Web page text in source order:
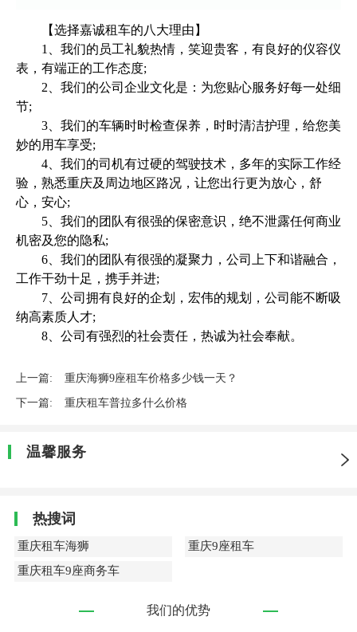
【选择嘉诚租车的八大理由】
1、我们的员工礼貌热情，笑迎贵客，有良好的仪容仪
表，有端正的工作态度;
2、我们的公司企业文化是：为您贴心服务好每一处细
节;
3、我们的车辆时时检查保养，时时清洁护理，给您美
妙的用车享受;
4、我们的司机有过硬的驾驶技术，多年的实际工作经
验，熟悉重庆及周边地区路况，让您出行更为放心，舒
心，安心;
5、我们的团队有很强的保密意识，绝不泄露任何商业
机密及您的隐私;
6、我们的团队有很强的凝聚力，公司上下和谐融合，
工作干劲十足，携手并进;
7、公司拥有良好的企划，宏伟的规划，公司能不断吸
纳高素质人才;
8、公司有强烈的社会责任，热诚为社会奉献。
上一篇: 重庆海狮9座租车价格多少钱一天？
下一篇: 重庆租车普拉多什么价格
温馨服务
热搜词
重庆租车海狮
重庆9座租车
重庆租车9座商务车
我们的优势